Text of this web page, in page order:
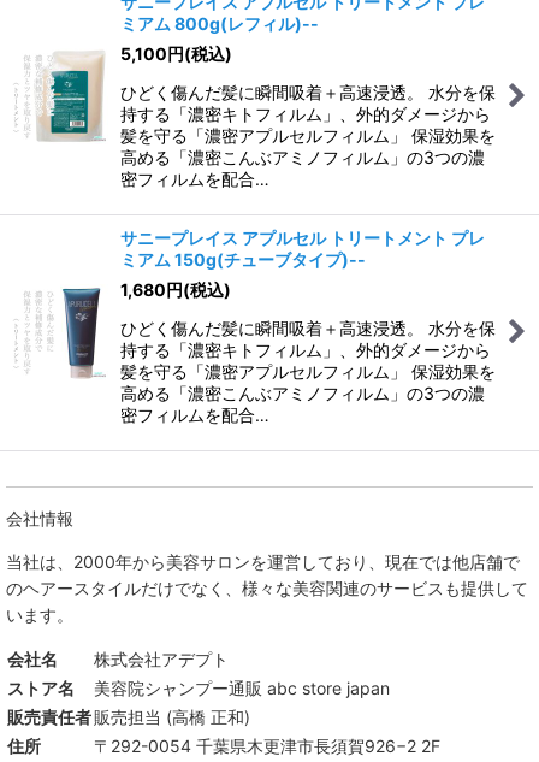
ミアム 800g(レフィル)--
5,100円(税込)
ひどく傷んだ髪に瞬間吸着＋高速浸透。 水分を保
持する「濃密キトフィルム」、外的ダメージから
髪を守る「濃密アプルセルフィルム」 保湿効果を
高める「濃密こんぶアミノフィルム」の3つの濃
密フィルムを配合…
サニープレイス アプルセル トリートメント プレ
ミアム 150g(チューブタイプ)--
1,680円(税込)
ひどく傷んだ髪に瞬間吸着＋高速浸透。 水分を保
持する「濃密キトフィルム」、外的ダメージから
髪を守る「濃密アプルセルフィルム」 保湿効果を
高める「濃密こんぶアミノフィルム」の3つの濃
密フィルムを配合…
会社情報
当社は、 2000年から美容サロンを運営しており、現在では他店舗で
のヘアースタイルだけでなく、様々な美容関連のサービスも提供して
います。
会社名
株式会社アデプト
ストア名
美容院シャンプー通販 abc store japan
販売責任者販売担当 (高橋 正和)
住所
〒292-0054 千葉県木更津市長須賀926−2 2F